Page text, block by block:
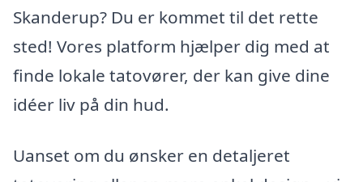
Skanderup? Du er kommet til det rette
sted! Vores platform hjælper dig med at
finde lokale tatovører, der kan give dine
idéer liv på din hud.
Uanset om du ønsker en detaljeret